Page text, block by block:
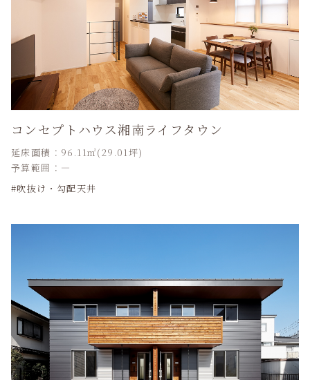
コンセプトハウス湘南ライフタウン
延床面積：96.11㎡(29.01坪)
予算範囲：―
吹抜け・勾配天井